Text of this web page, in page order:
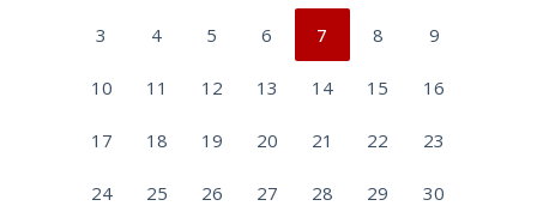
3 4 5 6 7 8 9
10 11 12 13 14 15 16
17 18 19 20 21 22 23
24 25 26 27 28 29 30